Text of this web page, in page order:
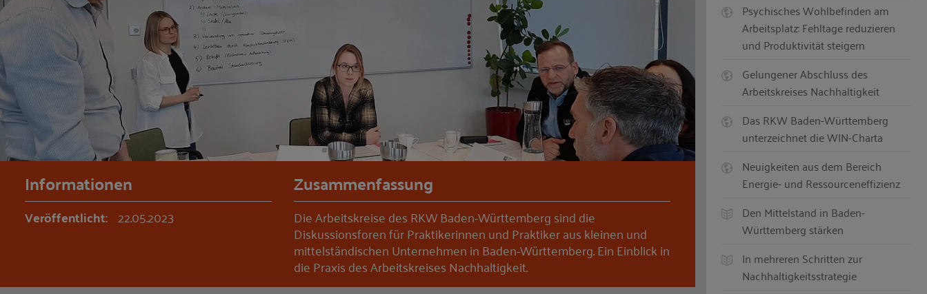
Informationen
Veröffentlicht: 22.05.2023
Zusammenfassung
Die Arbeitskreise des RKW Baden-Württemberg sind die
Diskussionsforen für Praktikerinnen und Praktiker aus kleinen und
mittelständischen Unternehmen in Baden-Württemberg. Ein Einblick in
die Praxis des Arbeitskreises Nachhaltigkeit.
Psychisches Wohlbefinden am
Arbeitsplatz: Fehltage reduzieren
und Produktivität steigern
Gelungener Abschluss des
Arbeitskreises Nachhaltigkeit
Das RKW Baden-Württemberg
unterzeichnet die WIN-Charta
Neuigkeiten aus dem Bereich
Energie- und Ressourceneffizienz
Den Mittelstand in Baden-
Württemberg stärken
In mehreren Schritten zur
Nachhaltigkeitsstrategie